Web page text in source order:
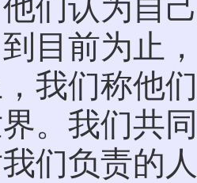
们认为自
目前为止
我们称他
。我们共
们负责的